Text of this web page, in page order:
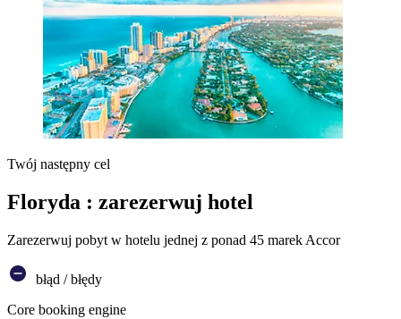
Twój następny cel
Floryda : zarezerwuj hotel
Zarezerwuj pobyt w hotelu jednej z ponad 45 marek Accor
błąd / błędy
Core booking engine